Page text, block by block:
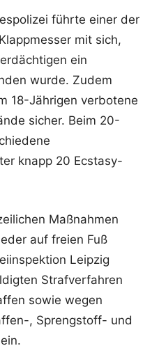
führte einer der
mit sich,
ein
wurde. Zudem
18-Jährigen verbotene
sicher. Beim 20-
knapp 20 Ecstasy-
Maßnahmen
auf freien Fuß
Leipzig
Strafverfahren
sowie wegen
, Sprengstoff- und